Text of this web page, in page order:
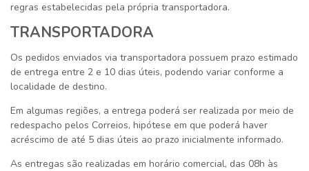
regras estabelecidas pela própria transportadora.
TRANSPORTADORA
Os pedidos enviados via transportadora possuem prazo estimado
de entrega entre 2 e 10 dias úteis, podendo variar conforme a
localidade de destino.
Em algumas regiões, a entrega poderá ser realizada por meio de
redespacho pelos Correios, hipótese em que poderá haver
acréscimo de até 5 dias úteis ao prazo inicialmente informado.
As entregas são realizadas em horário comercial, das 08h às